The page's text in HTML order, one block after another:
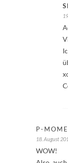
P-
18. August
WOW!